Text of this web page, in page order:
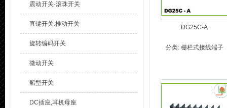
震动开关·滚珠开关
直键开关.推动开关
旋转编码开关
微动开关
船型开关
DC插座,耳机母座
DG25C-A
分类: 栅栏式接线端子